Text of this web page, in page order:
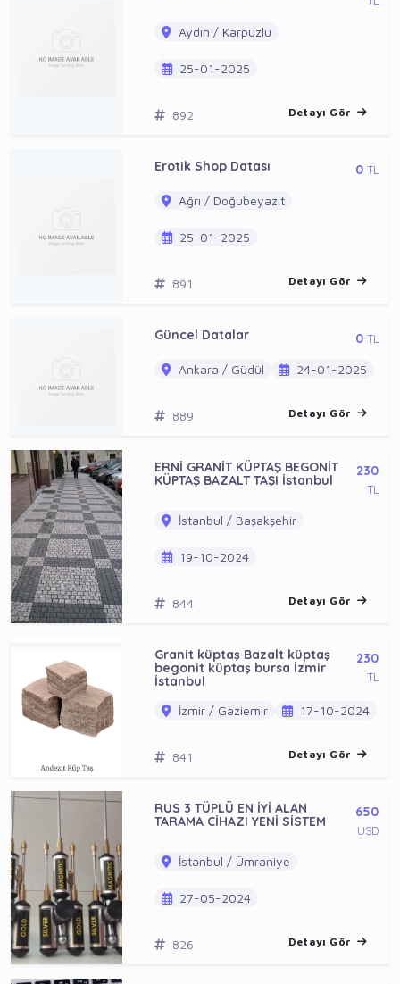
Aydın / Karpuzlu
25-01-2025
892 Detayı Gör
Erotik Shop Datası 0 TL
Ağrı / Doğubeyazıt
25-01-2025
891 Detayı Gör
Güncel Datalar 0 TL
Ankara / Güdül 24-01-2025
889 Detayı Gör
ERNİ GRANİT KÜPTAŞ BEGONİT
KÜPTAŞ BAZALT TAŞI İstanbul
230
TL
İstanbul / Başakşehir
19-10-2024
844 Detayı Gör
Granit küptaş Bazalt küptaş
begonit küptaş bursa İzmir
İstanbul
230
TL
İzmir / Gaziemir 17-10-2024
841 Detayı Gör
RUS 3 TÜPLÜ EN İYİ ALAN
TARAMA CİHAZI YENİ SİSTEM
650
USD
İstanbul / Ümraniye
27-05-2024
826 Detayı Gör